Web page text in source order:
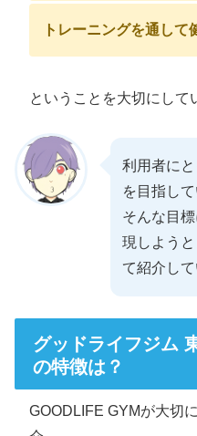
トレーニングを通して
ということを大切にして
利用者に
を目指し
そんな目
現しよう
て紹介し
グッドライフジム
の特徴は？
GOODLIFE GYMが大切